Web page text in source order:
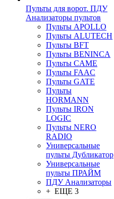
Пульты для ворот. ПДУ
Анализаторы пультов
Пульты APOLLO
Пульты ALUTECH
Пульты BFT
Пульты BENINCA
Пульты CAME
Пульты FAAC
Пульты GATE
Пульты
HORMANN
Пульты IRON
LOGIC
Пульты NERO
RADIO
Универсальные
пульты Дубликатор
Универсальные
пульты ПРАЙМ
ПДУ Анализаторы
+ ЕЩЕ 3